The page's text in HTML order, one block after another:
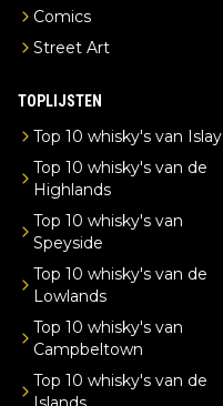
Comics
Street Art
TOPLIJSTEN
Top 10 whisky's van Islay
Top 10 whisky's van de
Highlands
Top 10 whisky's van
Speyside
Top 10 whisky's van de
Lowlands
Top 10 whisky's van
Campbeltown
Top 10 whisky's van de